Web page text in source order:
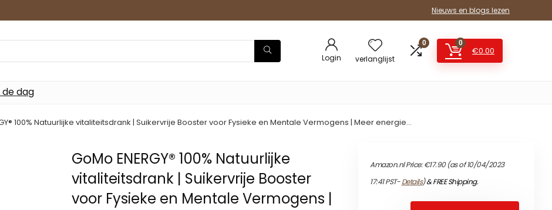
Nieuws en blogs lezen
Login verlanglijst
0 0
€0.00
de dag
100% Natuurlijke vitaliteitsdrank | Suikervrije Booster voor Fysieke en Mentale Vermogens | Meer energie…
GoMo ENERGY® 100% Natuurlijke
vitaliteitsdrank | Suikervrije Booster
voor Fysieke en Mentale Vermogens |
Amazon.nl Price:€17.90(as of 10/04/2023
17:41 PST-Details)&FREE Shipping.